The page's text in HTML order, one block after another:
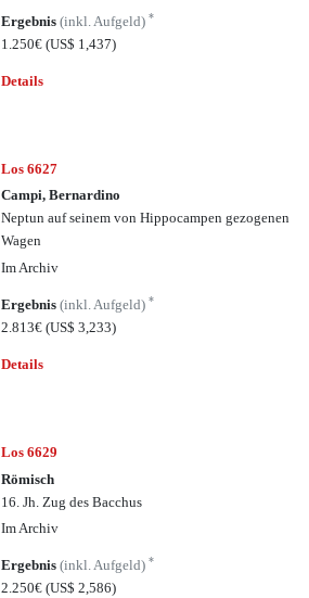
Ergebnis(inkl. Aufgeld)*
1.250€(US$ 1,437)
Details
Los 6627
Campi, Bernardino
Neptun auf seinem von Hippocampen gezogenen
Wagen
Im Archiv
Ergebnis(inkl. Aufgeld)*
2.813€(US$ 3,233)
Details
Los 6629
Römisch
16. Jh. Zug des Bacchus
Im Archiv
Ergebnis(inkl. Aufgeld)*
2.250€(US$ 2,586)